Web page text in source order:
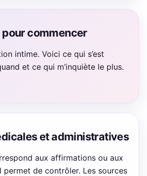
pour commencer
intime. Voici ce qui s’est
et ce qui m’inquiète le plus.
et administratives
aux affirmations ou aux
permet de contrôler. Les sources